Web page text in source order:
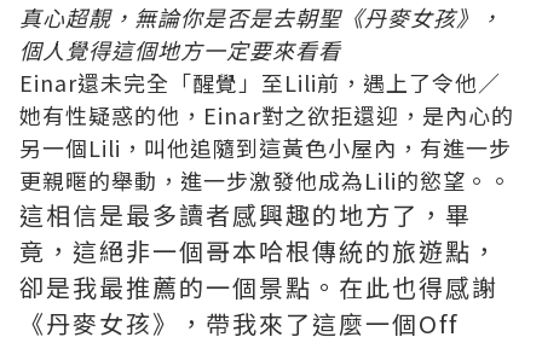
真心超靚，無論你是否是去朝聖《丹麥女孩》，
個人覺得這個地方一定要來看看
Einar還未完全「醒覺」至Lili前，遇上了令他／
她有性疑惑的他，Einar對之欲拒還迎，是內心的
另一個Lili，叫他追隨到這黃色小屋內，有進一步
更親暱的舉動，進一步激發他成為Lili的慾望。。
這相信是最多讀者感興趣的地方了，畢
竟，這絕非一個哥本哈根傳統的旅遊點，
卻是我最推薦的一個景點。在此也得感謝
《丹麥女孩》，帶我來了這麼一個Off